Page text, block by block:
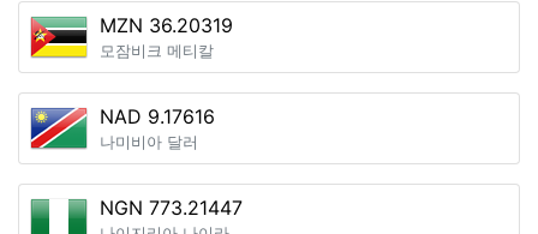
MZN 36.20319
모잠비크 메티칼
NAD 9.17616
나미비아 달러
NGN 773.21447